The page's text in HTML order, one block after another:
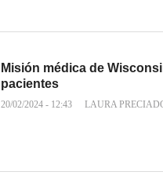
Misión médica de
pacientes
20/02/2024 - 12:43 LAURA